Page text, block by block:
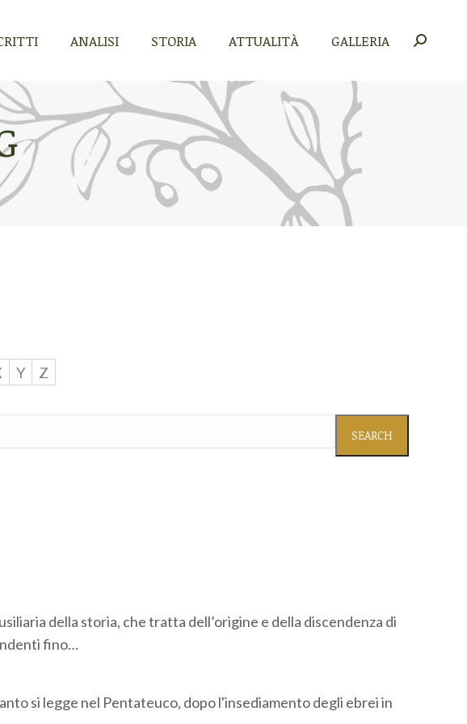
ANALISI STORIA ATTUALITÀ GALLERIA Cerca:
Y Z
della storia, che tratta dell’origine e della discendenza di
fino…
si legge nel Pentateuco, dopo l'insediamento degli ebrei in
ATTUALITÀ Cerca: